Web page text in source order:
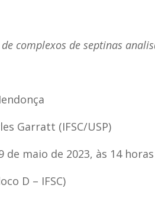
complexos de septinas
Garratt (IFSC/USP)
de maio de 2023, às 14 horas
D – IFSC)